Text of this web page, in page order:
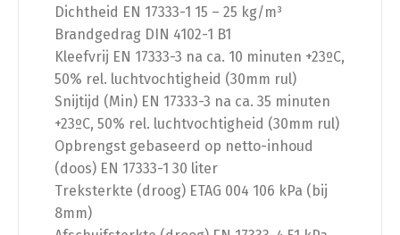
Dichtheid EN 17333-1 15 – 25 kg/m³
Brandgedrag DIN 4102-1 B1
Kleefvrij EN 17333-3 na ca. 10 minuten +23ºC,
50% rel. luchtvochtigheid (30mm rul)
Snijtijd (Min) EN 17333-3 na ca. 35 minuten
+23ºC, 50% rel. luchtvochtigheid (30mm rul)
Opbrengst gebaseerd op netto-inhoud
(doos) EN 17333-1 30 liter
Treksterkte (droog) ETAG 004 106 kPa (bij
8mm)